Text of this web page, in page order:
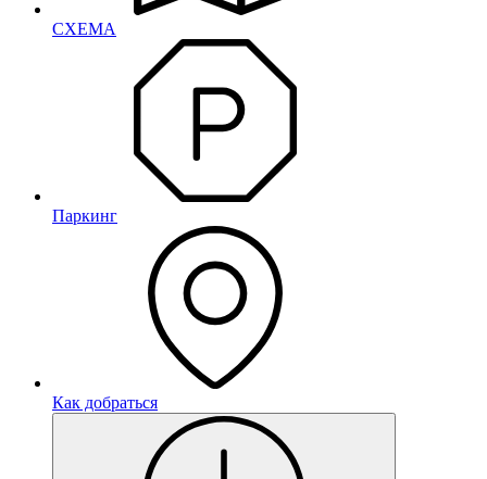
СХЕМА
Паркинг
Как добраться